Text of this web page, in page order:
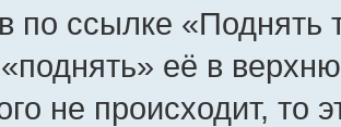
по ссылке «Поднять
её в
не происходит, то